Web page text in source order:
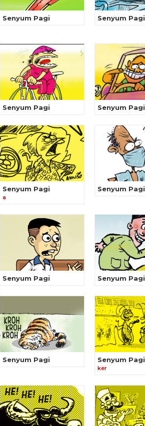
Senyum Pagi Senyum Pagi
Senyum Pagi Senyum Pagi
Senyum Pagi
a
Senyum Pagi
Senyum Pagi Senyum Pagi
Senyum Pagi Senyum Pagi
ker